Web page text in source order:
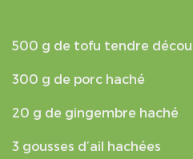
500 g de tofu tendre
300 g de porc haché
20 g de gingembre haché
3 gousses d’ail hachées